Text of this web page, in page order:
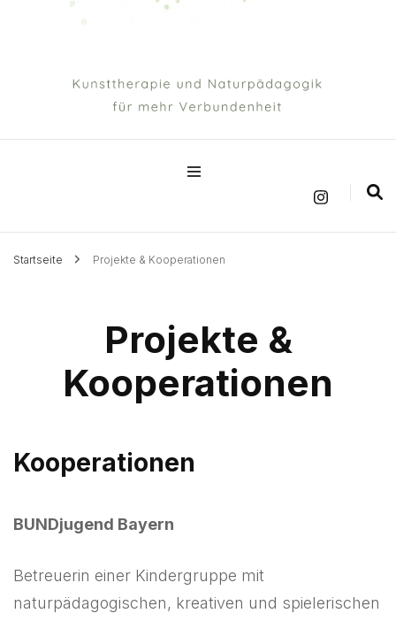
Kunsttherapie &
Naturpädagogik
Startseite Projekte & Kooperationen
Projekte &
Kooperationen
Kooperationen
BUNDjugend Bayern
Betreuerin einer Kindergruppe mit
naturpädagogischen, kreativen und spielerischen